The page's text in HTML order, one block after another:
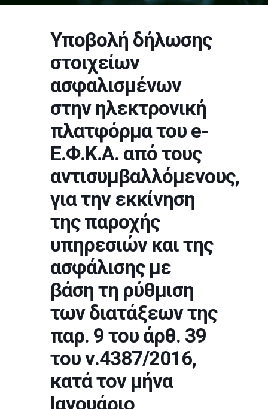
Υποβολή δήλωσης
στοιχείων
ασφαλισμένων
στην ηλεκτρονική
πλατφόρμα του e-
Ε.Φ.Κ.Α. από τους
αντισυμβαλλόμενους,
για την εκκίνηση
της παροχής
υπηρεσιών και της
ασφάλισης με
βάση τη ρύθμιση
των διατάξεων της
παρ. 9 του άρθ. 39
του ν.4387/2016,
κατά τον μήνα
Ιανουάριο